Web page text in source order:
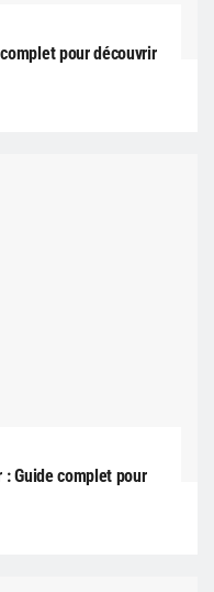
pour découvrir
Guide complet pour